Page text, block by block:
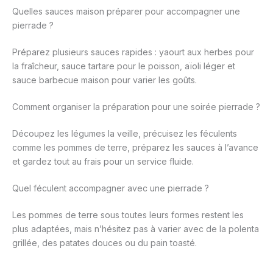
Quelles sauces maison préparer pour accompagner une
pierrade ?
Préparez plusieurs sauces rapides : yaourt aux herbes pour
la fraîcheur, sauce tartare pour le poisson, aïoli léger et
sauce barbecue maison pour varier les goûts.
Comment organiser la préparation pour une soirée pierrade ?
Découpez les légumes la veille, précuisez les féculents
comme les pommes de terre, préparez les sauces à l’avance
et gardez tout au frais pour un service fluide.
Quel féculent accompagner avec une pierrade ?
Les pommes de terre sous toutes leurs formes restent les
plus adaptées, mais n’hésitez pas à varier avec de la polenta
grillée, des patates douces ou du pain toasté.